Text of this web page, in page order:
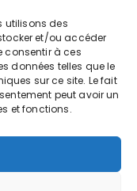
utilisons des
et/ou accéder
consentir à ces
données telles que le
sur ce site. Le fait
peut avoir un
et fonctions.